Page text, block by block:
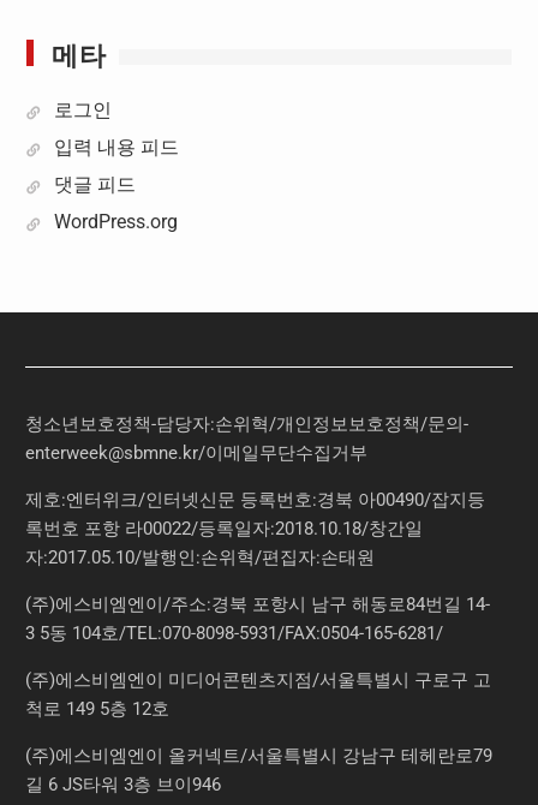
메타
로그인
입력 내용 피드
댓글 피드
WordPress.org
청소년보호정책-담당자:손위혁/개인정보보호정책/문의-
enterweek@sbmne.kr/이메일무단수집거부
제호:엔터위크/인터넷신문 등록번호:경북 아00490/잡지등
록번호 포항 라00022/등록일자:2018.10.18/창간일
자:2017.05.10/발행인:손위혁/편집자:손태원
(주)에스비엠엔이/주소:경북 포항시 남구 해동로84번길 14-
3 5동 104호/TEL:070-8098-5931/FAX:0504-165-6281/
(주)에스비엠엔이 미디어콘텐츠지점/서울특별시 구로구 고
척로 149 5층 12호
(주)에스비엠엔이 올커넥트/서울특별시 강남구 테헤란로79
길 6 JS타워 3층 브이946